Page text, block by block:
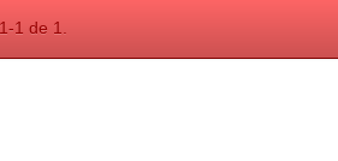
1 de 1.